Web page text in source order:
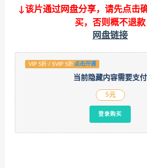
↓该片通过网盘分享，请先点击
买，否则概不退款
网盘链接
VIP 5折 / SVIP 5折 点击开通
当前隐藏内容需要支付
5元
登录购买